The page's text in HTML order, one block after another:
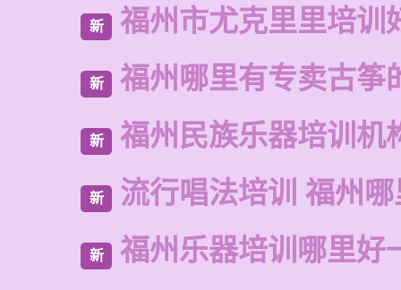
新 福州市尤克里里培训
新 福州哪里有专卖古筝
新 福州民族乐器培训机
新 流行唱法培训 福州
新 福州乐器培训哪里好